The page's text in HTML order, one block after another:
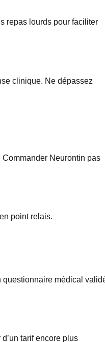
repas lourds pour faciliter
clinique. Ne dépassez
Neurontin pas
point relais.
questionnaire médical
tarif encore plus